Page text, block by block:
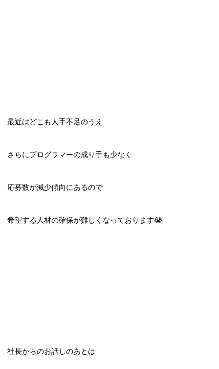
最近はどこも人手不足のうえ
さらにプログラマーの成り手も少なく
応募数が減少傾向にあるので
希望する人材の確保が難しくなっております😭
社長からのお話しのあとは